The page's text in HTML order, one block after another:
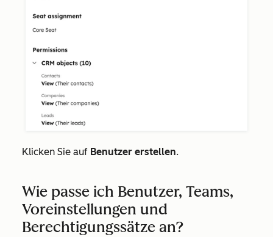
Klicken Sie auf Benutzer erstellen.
Wie passe ich Benutzer, Teams,
Voreinstellungen und
Berechtigungssätze an?